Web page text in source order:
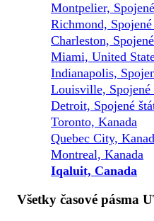
Montpelier,
Richmond,
Charleston,
Miami, United
Indianapolis,
Louisville, Spojené
Detroit, Spojené
Toronto, Kanada
Quebec City,
Montreal, Kanada
Iqaluit, Canada
Všetky časové pásma